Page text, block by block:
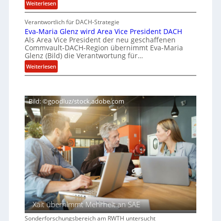
a
r
e
u
e
r
-
I
n
t
t
u
t
e
e
n
t
w
i
c
k
e
Weiterlesen:
D
I
N
u
n
d
S
o
e
r
e
g
T
e
c
h
A
g
e
n
Verantwortlich für DACH-Strategie
Eva-Maria Glenz wird Area Vice President DACH
Als Area Vice President der neu geschaffenen
Commvault-DACH-Region übernimmt Eva-Maria
Glenz (Bild) die Verantwortung für…
Weiterlesen:
E
a
-
M
r
i
a
G
l
e
n
z
w
i
Bild: ©goodluz/stock.adobe.com
Xait übernimmt Mehrheit an SAE
Sonderforschungsbereich am RWTH untersucht